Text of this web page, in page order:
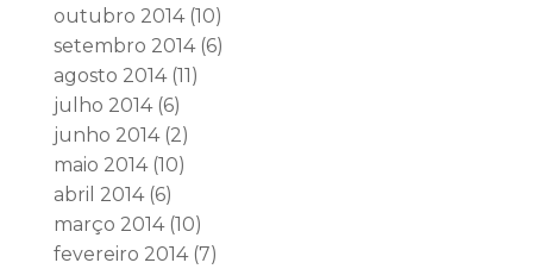
outubro 2014(10)
setembro 2014(6)
agosto 2014(11)
julho 2014(6)
junho 2014(2)
maio 2014(10)
abril 2014(6)
março 2014(10)
fevereiro 2014(7)